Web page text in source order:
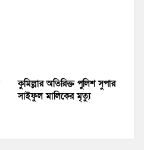
কুমিল্লার অতিরিক্ত পুলিশ সুপার
সাইফুল মালিকের মৃত্যু